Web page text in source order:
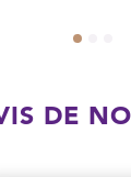
DE